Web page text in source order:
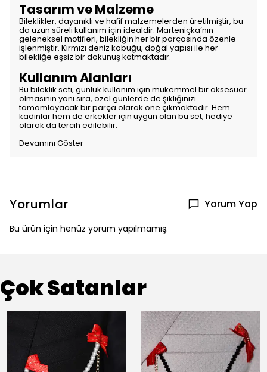
Tasarım ve Malzeme
Bileklikler, dayanıklı ve hafif malzemelerden üretilmiştir, bu
da uzun süreli kullanım için idealdir. Marteniçka’nın
geleneksel motifleri, bilekliğin her bir parçasında özenle
işlenmiştir. Kırmızı deniz kabuğu, doğal yapısı ile her
bilekliğe eşsiz bir dokunuş katmaktadır.
Kullanım Alanları
Bu bileklik seti, günlük kullanım için mükemmel bir aksesuar
olmasının yanı sıra, özel günlerde de şıklığınızı
tamamlayacak bir parça olarak öne çıkmaktadır. Hem
kadınlar hem de erkekler için uygun olan bu set, hediye
olarak da tercih edilebilir.
Devamını Göster
Yorumlar Yorum Yap
Bu ürün için henüz yorum yapılmamış.
Çok Satanlar